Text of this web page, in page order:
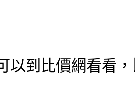
以到比價網看看